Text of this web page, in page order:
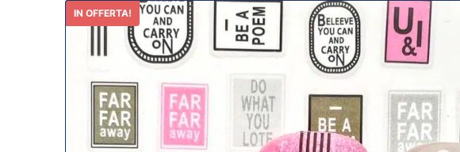
IN OFFERTA!